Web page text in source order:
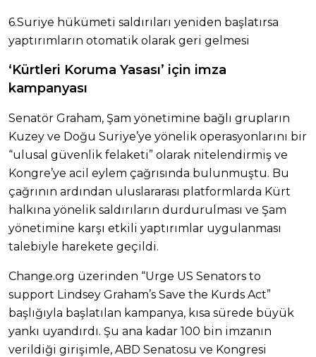
6.Suriye hükümeti saldırıları yeniden başlatırsa
yaptırımların otomatik olarak geri gelmesi​​​​​​​​​​​​​​​​
‘Kürtleri Koruma Yasası’ için imza
kampanyası
Senatör Graham, Şam yönetimine bağlı grupların
Kuzey ve Doğu Suriye’ye yönelik operasyonlarını bir
“ulusal güvenlik felaketi” olarak nitelendirmiş ve
Kongre’ye acil eylem çağrısında bulunmuştu. Bu
çağrının ardından uluslararası platformlarda Kürt
halkına yönelik saldırıların durdurulması ve Şam
yönetimine karşı etkili yaptırımlar uygulanması
talebiyle harekete geçildi.
Change.org üzerinden “Urge US Senators to
support Lindsey Graham’s Save the Kurds Act”
başlığıyla başlatılan kampanya, kısa sürede büyük
yankı uyandırdı. Şu ana kadar 100 bin imzanın
verildiği girişimle, ABD Senatosu ve Kongresi